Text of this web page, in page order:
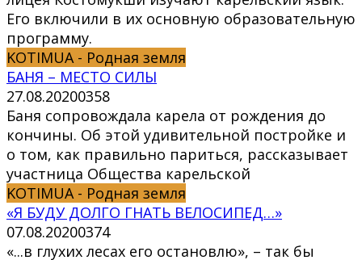
Его включили в их основную образовательную
программу.
KOTIMUA - Родная земля
БАНЯ – МЕСТО СИЛЫ
27.08.20200358
Баня сопровождала карела от рождения до
кончины. Об этой удивительной постройке и
о том, как правильно париться, рассказывает
участница Общества карельской
KOTIMUA - Родная земля
«Я БУДУ ДОЛГО ГНАТЬ ВЕЛОСИПЕД…»
07.08.20200374
«...в глухих лесах его остановлю», – так бы